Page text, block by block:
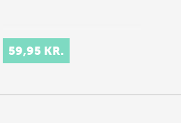
59,95 KR.